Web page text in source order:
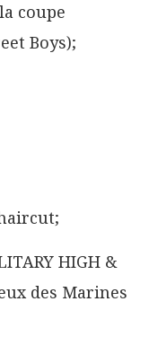
coupe
Boys);
HIGH &
des Marines